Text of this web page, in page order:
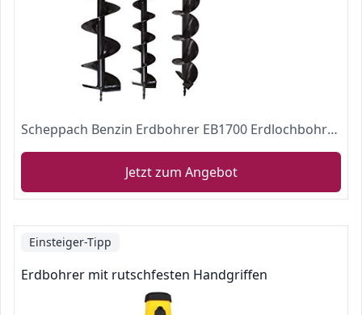
Scheppach Benzin Erdbohrer EB1700 Erdlochbohrer Pfahlbohrer | Bohrerlänge 800mm | inkl. Bohrerset
Jetzt zum Angebot
Einsteiger-Tipp
Erdbohrer mit rutschfesten Handgriffen